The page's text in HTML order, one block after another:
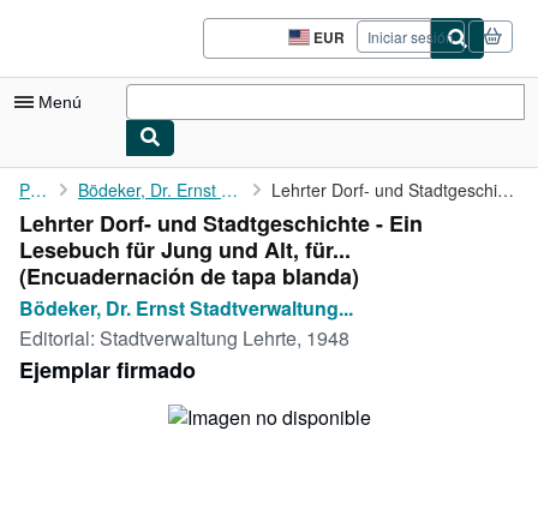
Pasar al contenido principal
EUR
Preferencias
de
del
Iniciar sesión
Menú
Mi cuenta
Consultar mis pedidos
Búsqueda avanzada
Colecciones
Portada Bödeker, Dr. Ernst Stadtverwaltung Lehrte - Lehrter Dorf- und Stadtgeschichte - Ein Lesebuch für Jung und ...
Lehrter Dorf- und Stadtgeschichte - Ein
Lesebuch für Jung und Alt, für...
(Encuadernación de tapa blanda)
Bödeker, Dr. Ernst Stadtverwaltung...
Editorial: Stadtverwaltung Lehrte, 1948
Ejemplar firmado